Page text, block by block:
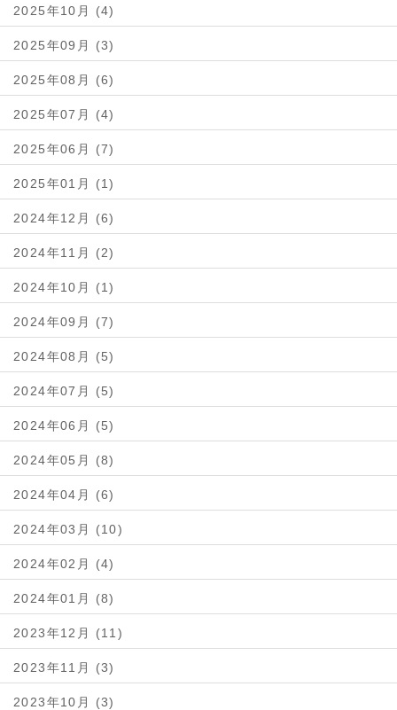
2025年10月 (4)
2025年09月 (3)
2025年08月 (6)
2025年07月 (4)
2025年06月 (7)
2025年01月 (1)
2024年12月 (6)
2024年11月 (2)
2024年10月 (1)
2024年09月 (7)
2024年08月 (5)
2024年07月 (5)
2024年06月 (5)
2024年05月 (8)
2024年04月 (6)
2024年03月 (10)
2024年02月 (4)
2024年01月 (8)
2023年12月 (11)
2023年11月 (3)
2023年10月 (3)